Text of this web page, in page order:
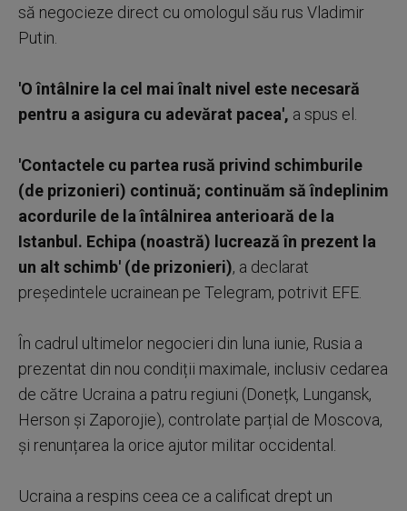
să negocieze direct cu omologul său rus Vladimir
Putin.
'O întâlnire la cel mai înalt nivel este necesară
pentru a asigura cu adevărat pacea', a spus el.
'Contactele cu partea rusă privind schimburile
(de prizonieri) continuă; continuăm să îndeplinim
acordurile de la întâlnirea anterioară de la
Istanbul. Echipa (noastră) lucrează în prezent la
un alt schimb' (de prizonieri), a declarat
președintele ucrainean pe Telegram, potrivit EFE.
În cadrul ultimelor negocieri din luna iunie, Rusia a
prezentat din nou condiții maximale, inclusiv cedarea
de către Ucraina a patru regiuni (Donețk, Lungansk,
Herson și Zaporojie), controlate parțial de Moscova,
și renunțarea la orice ajutor militar occidental.
Ucraina a respins ceea ce a calificat drept un